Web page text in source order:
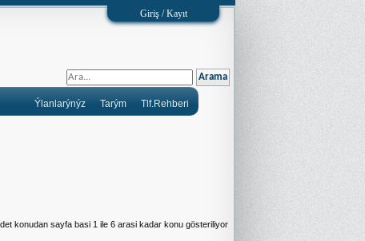
Giriş / Kayıt
Tlf.Rehberi
Tarým
Ýlanlarýnýz
konudan sayfa basi 1 ile 6 arasi kadar konu gösteriliyor